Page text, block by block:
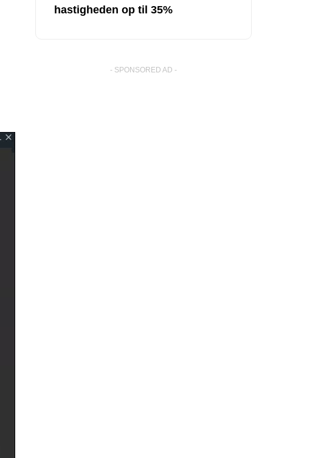
hastigheden op til 35%
- SPONSORED AD -